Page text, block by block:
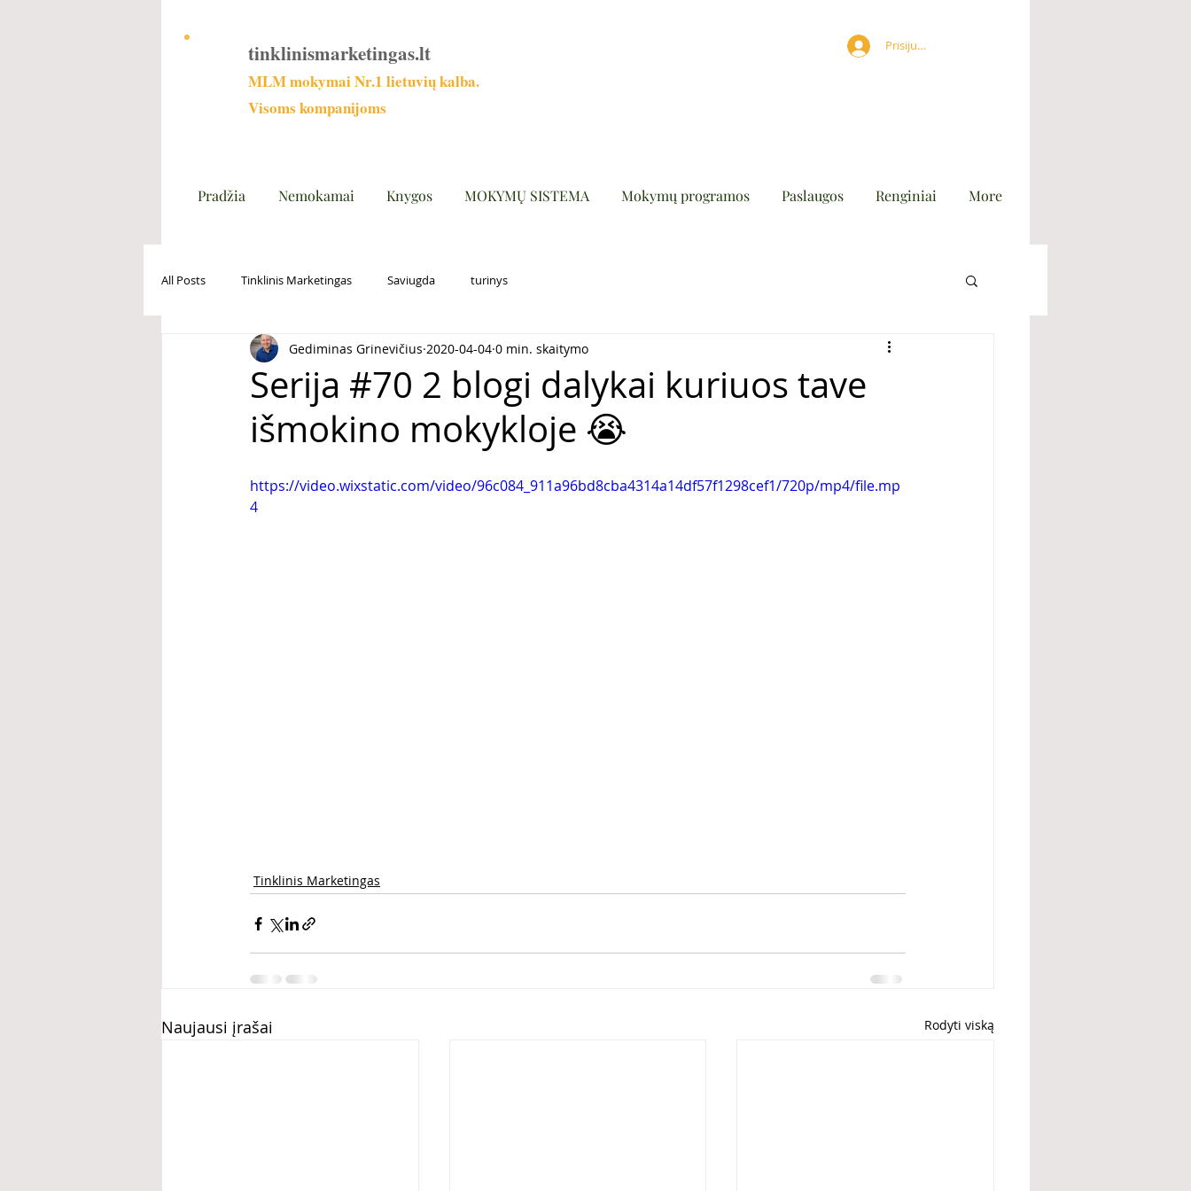
tinklinismarketingas.lt
MLM mokymai Nr.1 lietuvių kalba.
Visoms kompanijoms
Prisijungti
Pradžia Nemokamai Knygos MOKYMŲ SISTEMA Mokymų programos Paslaugos Renginiai More
All Posts Tinklinis Marketingas Saviugda turinys
Serija #70 2 blogi dalykai kuriuos tave
išmokino mokykloje 😭
Gediminas Grinevičius 2020-04-04 0 min. skaitymo
https://video.wixstatic.com/video/96c084_911a96bd8cba4314a14df57f1298cef1/720p/mp4/file.mp
4
Tinklinis Marketingas
Naujausi įrašai Rodyti viską